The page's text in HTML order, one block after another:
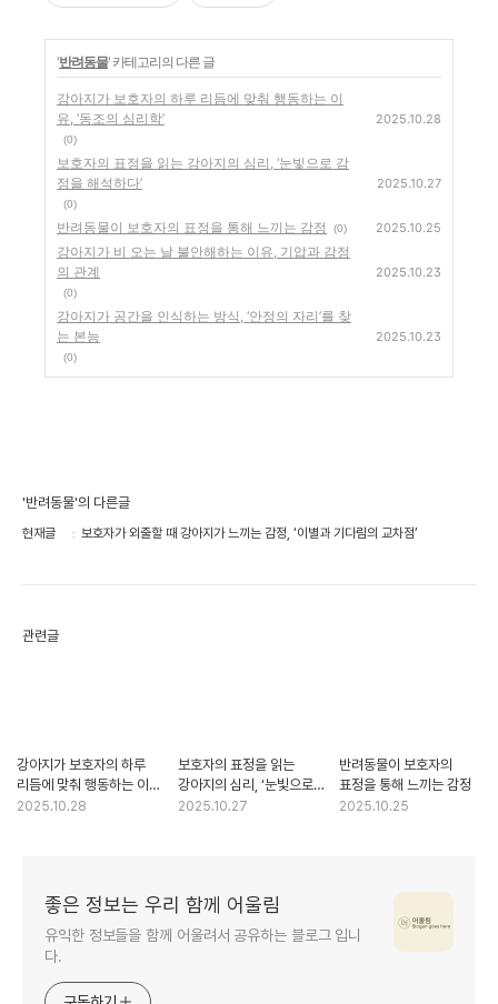
'반려동물' 카테고리의 다른 글
강아지가 보호자의 하루 리듬에 맞춰 행동하는 이
유, ‘동조의 심리학’
(0)
2025.10.28
보호자의 표정을 읽는 강아지의 심리, ‘눈빛으로 감
정을 해석하다’
(0)
2025.10.27
반려동물이 보호자의 표정을 통해 느끼는 감정 (0) 2025.10.25
강아지가 비 오는 날 불안해하는 이유, 기압과 감정
의 관계
(0)
2025.10.23
강아지가 공간을 인식하는 방식, ‘안정의 자리’를 찾
는 본능
(0)
2025.10.23
'반려동물'의 다른글
현재글 보호자가 외출할 때 강아지가 느끼는 감정, ‘이별과 기다림의 교차점’
관련글
강아지가 보호자의 하루
리듬에 맞춰 행동하는 이유,
‘동조의 심리학’
2025.10.28
보호자의 표정을 읽는
강아지의 심리, ‘눈빛으로
감정을 해석하다’
2025.10.27
반려동물이 보호자의
표정을 통해 느끼는 감정
2025.10.25
좋은 정보는 우리 함께 어울림
유익한 정보들을 함께 어울려서 공유하는 블로그 입니
다.